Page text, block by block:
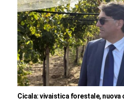
Cicala: vivaistica forestale, nuova